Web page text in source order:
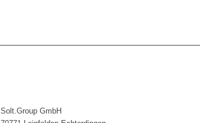
Solt.Group GmbH